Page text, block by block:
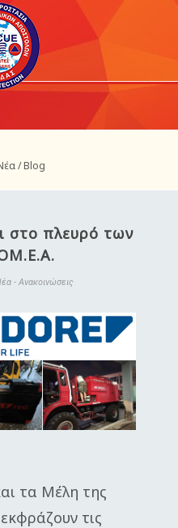
/ Blog
στο πλευρό των
- Ανακοινώσεις
τα Μέλη της
τις